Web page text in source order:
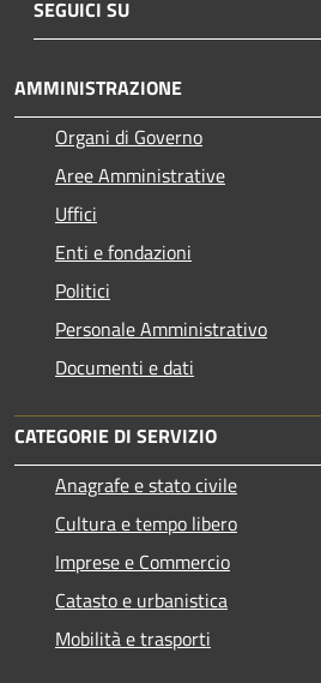
SEGUICI SU
AMMINISTRAZIONE
Organi di Governo
Aree Amministrative
Uffici
Enti e fondazioni
Politici
Personale Amministrativo
Documenti e dati
CATEGORIE DI SERVIZIO
Anagrafe e stato civile
Cultura e tempo libero
Imprese e Commercio
Catasto e urbanistica
Mobilità e trasporti